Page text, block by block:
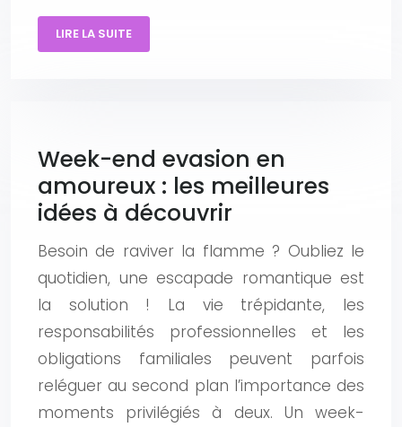
LIRE LA SUITE
Week-end evasion en
amoureux : les meilleures
idées à découvrir
Besoin de raviver la flamme ? Oubliez le
quotidien, une escapade romantique est
la solution ! La vie trépidante, les
responsabilités professionnelles et les
obligations familiales peuvent parfois
reléguer au second plan l’importance des
moments privilégiés à deux. Un week-